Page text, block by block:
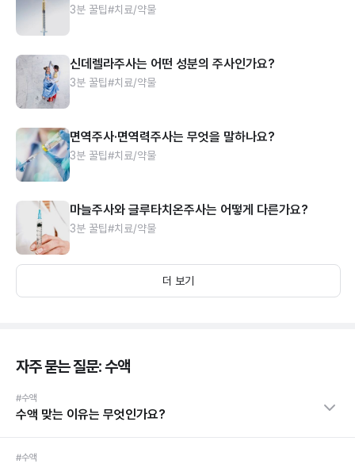
3분 꿀팁#치료/약물
신데렐라주사는 어떤 성분의 주사인가요?
3분 꿀팁#치료/약물
면역주사·면역력주사는 무엇을 말하나요?
3분 꿀팁#치료/약물
마늘주사와 글루타치온주사는 어떻게 다른가요?
3분 꿀팁#치료/약물
더 보기
자주 묻는 질문: 수액
#수액
수액 맞는 이유는 무엇인가요?
#수액